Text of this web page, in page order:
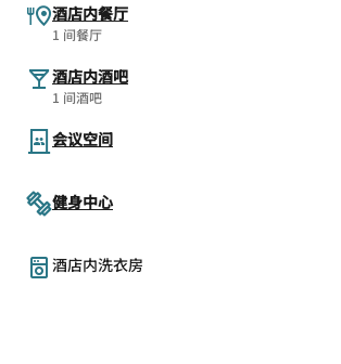
酒店内餐厅
1 间餐厅
酒店内酒吧
1 间酒吧
会议空间
健身中心
酒店内洗衣房